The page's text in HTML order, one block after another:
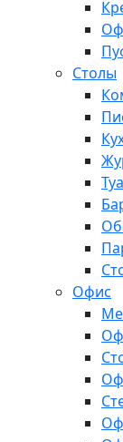
Столы
Офис